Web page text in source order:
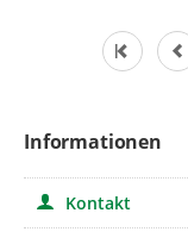
Informationen
Kontakt